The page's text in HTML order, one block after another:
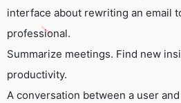
interface about rewriting an email
professional.
Summarize meetings. Find new
productivity.
A conversation between a user